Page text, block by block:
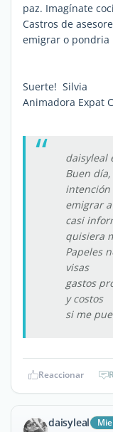
paz. Imagínate
Castros de
emigrar o pondria
Suerte! Silvia
Animadora Expat
daisyleal
Buen
intención
emigrar
casi
quisiera
Papeles
visas
gastos
y costos
si me
Reaccionar
daisyleal